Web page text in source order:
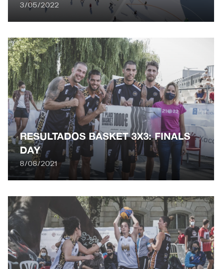
3/05/2022
RESULTADOS BASKET 3X3: FINALS
DAY
8/08/2021